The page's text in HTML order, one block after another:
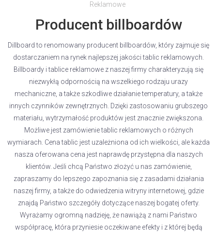
Reklamowe
Producent billboardów
Dillboard to renomowany producent billboardów, który zajmuje się
dostarczaniem na rynek najlepszej jakości tablic reklamowych.
Billboardy i tablice reklamowe z naszej firmy charakteryzują się
niezwykłą odpornością na wszelkiego rodzaju urazy
mechaniczne, a także szkodliwe działanie temperatury, a także
innych czynników zewnętrznych. Dzięki zastosowaniu grubszego
materiału, wytrzymałość produktów jest znacznie zwiększona.
Możliwe jest zamówienie tablic reklamowych o różnych
wymiarach. Cena tablic jest uzależniona od ich wielkości, ale każda
nasza oferowana cena jest naprawdę przystępna dla naszych
klientów. Jeśli chcą Państwo złożyć u nas zamówienie,
zapraszamy do lepszego zapoznania się z zasadami działania
naszej firmy, a także do odwiedzenia witryny internetowej, gdzie
znajdą Państwo szczegóły dotyczące naszej bogatej oferty.
Wyrażamy ogromną nadzieję, że nawiążą z nami Państwo
współpracę, która przyniesie oczekiwane efekty i z której będą